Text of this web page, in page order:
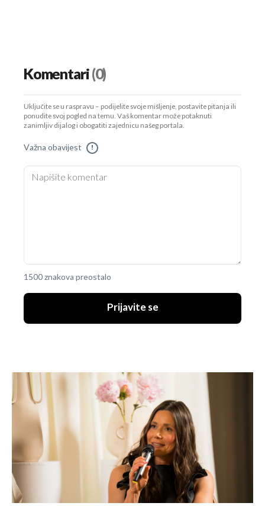
Komentari(0)
Uključite se u raspravu – podijelite svoje mišljenje, postavite pitanja ili
ponudite svoj pogled na temu. Vaš komentar može potaknuti
zanimljiv dijalog i obogatiti zajednicu našeg portala.
Važna obavijest !
1500 znakova preostalo
Prijavite se